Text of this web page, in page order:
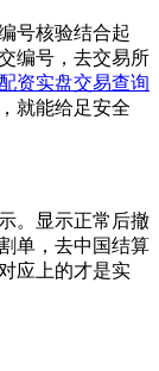
号核验结合起
编号，去交易所
资实盘交易查询
就能给足安全
。显示正常后撤
单，去中国结算
应上的才是实